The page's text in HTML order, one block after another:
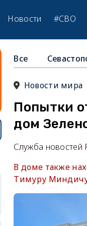
Новости #СВО
Все
Новости мира
Попытки
дом
Служба новостей
В доме также
Тимуру